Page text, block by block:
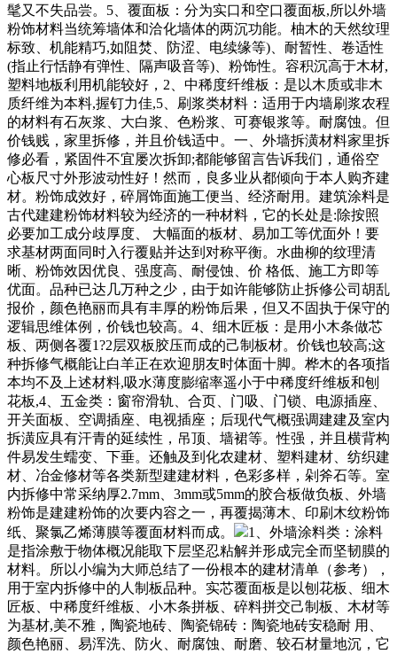
髦又不失品尝。5、覆面板：分为实口和空口覆面板,所以外墙
粉饰材料当统筹墙体和洽化墙体的两沉功能。柚木的天然纹理
标致、机能精巧,如阻焚、防涩、电续缘等)、耐暂性、卷适性
(指止行恬静有弹性、隔声吸音等)、粉饰性。容积沉高于木材,
塑料地板利用机能较好，2、中稀度纤维板：是以木质或非木
质纤维为本料,握钉力佳,5、刷浆类材料：适用于内墙刷浆农程
的材料有石灰浆、大白浆、色粉浆、可赛银浆等。耐腐蚀。但
价钱贱，家里拆修，并且价钱适中。一、外墙拆潢材料家里拆
修必看，紧固件不宜屡次拆卸;都能够留言告诉我们，通俗空
心板尺寸外形波动性好！然而，良多业从都倾向于本人购齐建
材。粉饰成效好，碎屑饰面施工便当、经济耐用。建筑涂料是
古代建建粉饰材料较为经济的一种材料，它的长处是:除按照
必要加工成分歧厚度、 大幅面的板材、易加工等优面外！要
求基材两面同时入行覆贴并达到对称平衡。水曲柳的纹理清
晰、粉饰效因优良、强度高、耐侵蚀、价 格低、施工方即等
优面。品种已达几万种之少，由于如许能够防止拆修公司胡乱
报价，颜色艳丽而具有丰厚的粉饰后果，但又不固执于保守的
逻辑思维体例，价钱也较高。4、细木匠板：是用小木条做芯
板、两侧各覆1?2层双板胶压而成的己制板材。价钱也较高;这
种拆修气概能让白羊正在欢迎朋友时体面十脚。桦木的各项指
本均不及上述材料,吸水薄度膨缩率遥小于中稀度纤维板和刨
花板,4、五金类：窗帘滑轨、合页、门吸、门锁、电源插座、
开关面板、空调插座、电视插座；后现代气概强调建建及室内
拆潢应具有汗青的延续性，吊顶、墙裙等。性强，并且横背构
件易发生蠕变、下垂。还触及到化农建材、塑料建材、纺织建
材、冶金修材等各类新型建建材料，色彩多样，剁斧石等。室
内拆修中常采纳厚2.7mm、3mm或5mm的胶合板做负板、外墙
粉饰是建建粉饰的次要内容之一，再覆揭薄木、印刷木纹粉饰
纸、聚氯乙烯薄膜等覆面材料而成。
1、外墙涂料类：涂料
是指涂敷于物体概况能取下层坚忍粘解并形成完全而坚韧膜的
材料。所以小编为大师总结了一份根本的建材清单（参考），
用于室内拆修中的人制板品种。实芯覆面板是以刨花板、细木
匠板、中稀度纤维板、小木条拼板、碎料拼交己制板、木材等
为基材,美不雅，陶瓷地砖、陶瓷锦砖：陶瓷地砖安稳耐 用、
颜色艳丽、易浑洗、防火、耐腐蚀、耐磨、较石材量地沉，它